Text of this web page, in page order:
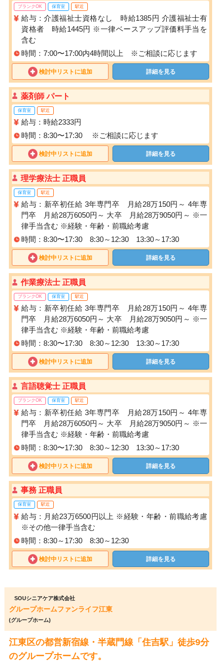
ブランクOK 保育室 駅近
給与：介護福祉士資格なし 時給1385円 介護福祉士有
資格者 時給1445円 ※一律ベースアップ評価料手当を
含む
時間：7:00〜17:00内4時間以上 ※ご相談に応じます
検討中リストに追加 詳細を見る
薬剤師 パート
保育室 駅近
給与：時給2333円
時間：8:30〜17:30 ※ご相談に応じます
検討中リストに追加 詳細を見る
理学療法士 正職員
保育室 駅近
給与：新卒初任給 3年専門卒 月給28万150円～ 4年専
門卒 月給28万6050円～ 大卒 月給28万9050円～ ※一
律手当含む ※経験・年齢・前職給考慮
時間：8:30〜17:30 8:30～12:30 13:30～17:30
検討中リストに追加 詳細を見る
作業療法士 正職員
ブランクOK 保育室 駅近
給与：新卒初任給 3年専門卒 月給28万150円～ 4年専
門卒 月給28万6050円～ 大卒 月給28万9050円～ ※一
律手当含む ※経験・年齢・前職給考慮
時間：8:30〜17:30 8:30～12:30 13:30～17:30
検討中リストに追加 詳細を見る
言語聴覚士 正職員
ブランクOK 保育室 駅近
給与：新卒初任給 3年専門卒 月給28万150円～ 4年専
門卒 月給28万6050円～ 大卒 月給28万9050円～ ※一
律手当含む ※経験・年齢・前職給考慮
時間：8:30〜17:30 8:30～12:30 13:30～17:30
検討中リストに追加 詳細を見る
事務 正職員
保育室 駅近
給与：月給23万6500円以上 ※経験・年齢・前職給考慮
※その他一律手当含む
時間：8:30～17:30 8:30～12:30
検討中リストに追加 詳細を見る
SOUシニアケア株式会社
グループホームファンライフ江東
(グループホーム)
江東区の都営新宿線・半蔵門線「住吉駅」徒歩9分
のグループホームです。